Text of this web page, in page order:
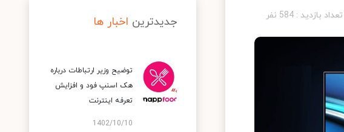
تعداد بازدید : 584 نفر جدیدترین اخبار ها
توضیح وزیر ارتباطات درباره
هک اسنپ‌ فود و افزایش
تعرفه اینترنت
1402/10/10